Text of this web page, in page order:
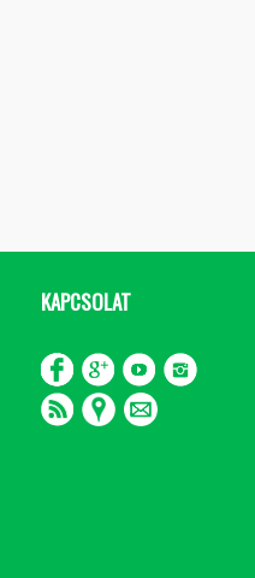
KAPCSOLAT